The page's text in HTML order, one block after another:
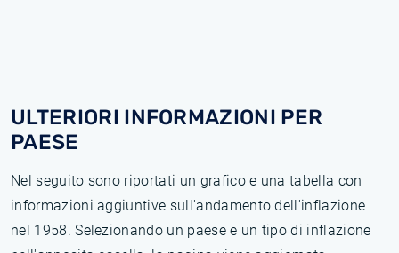
ULTERIORI INFORMAZIONI PER
PAESE
Nel seguito sono riportati un grafico e una tabella con
informazioni aggiuntive sull'andamento dell'inflazione
nel 1958. Selezionando un paese e un tipo di inflazione